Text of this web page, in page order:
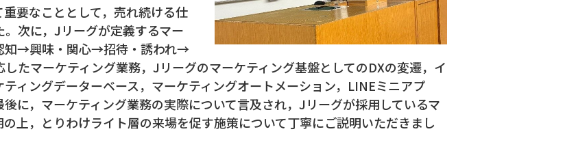
要なこととして，売れ続ける仕
次に，Jリーグが定義するマー
知→興味・関心→招待・誘われ→
たマーケティング業務，Jリーグのマーケティング基盤としてのDXの変遷，イ
ィングデーターベース，マーケティングオートメーション，LINEミニアプ
に，マーケティング業務の実際について言及され，Jリーグが採用しているマ
上，とりわけライト層の来場を促す施策について丁寧にご説明いただきまし